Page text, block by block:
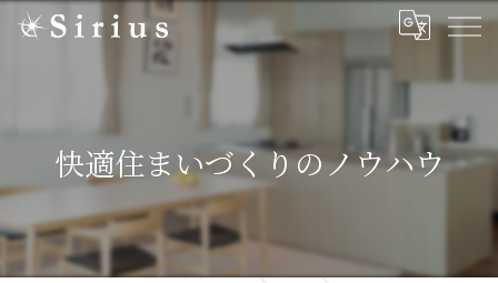
快適住まいづくりのノウハウ